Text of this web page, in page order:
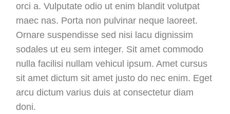
orci a. Vulputate odio ut enim blandit volutpat
maec nas. Porta non pulvinar neque laoreet.
Ornare suspendisse sed nisi lacu dignissim
sodales ut eu sem integer. Sit amet commodo
nulla facilisi nullam vehicul ipsum. Amet cursus
sit amet dictum sit amet justo do nec enim. Eget
arcu dictum varius duis at consectetur diam
doni.